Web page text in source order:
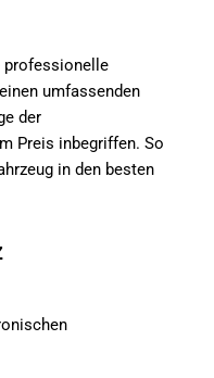
professionelle
umfassenden
der
Preis inbegriffen. So
in den besten